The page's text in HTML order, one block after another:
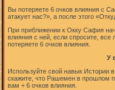
Вы потеряете 6 очков влияния с
атакует нас?», а после этого
При приближении к Окку Сафия
влияния с ней, если спросите, все
потеряете 6 очков влияния.
У
Используйте свой навык Истории
скажите, что Рашемен в прошлом
вам + 6 очков влияния.